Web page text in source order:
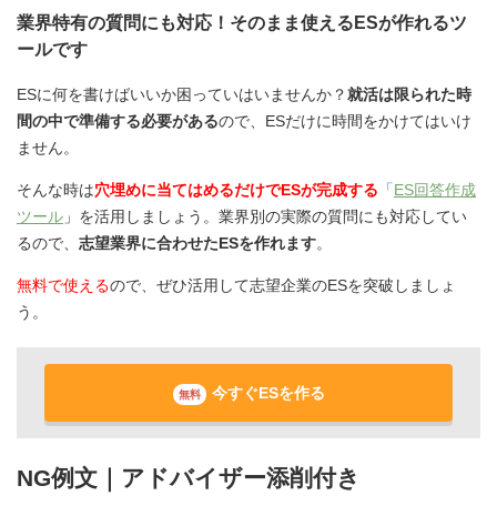
業界特有の質問にも対応！そのまま使えるESが作れるツ
ールです
ESに何を書けばいいか困っていはいませんか？就活は限られた時
間の中で準備する必要があるので、ESだけに時間をかけてはいけ
ません。
そんな時は穴埋めに当てはめるだけでESが完成する 「ES回答作成
ツール 」を活用しましょう。業界別の実際の質問にも対応してい
るので、 志望業界に合わせたESを作れます。
無料で使えるので、ぜひ活用して志望企業のESを突破しましょ
う。
無料 今すぐESを作る
NG例文｜アドバイザー添削付き